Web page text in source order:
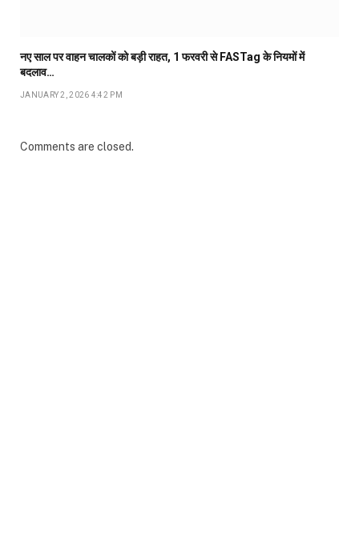
नए साल पर वाहन चालकों को बड़ी राहत, 1 फरवरी से FASTag के नियमों में
बदलाव…
JANUARY 2, 2026 4:42 PM
Comments are closed.